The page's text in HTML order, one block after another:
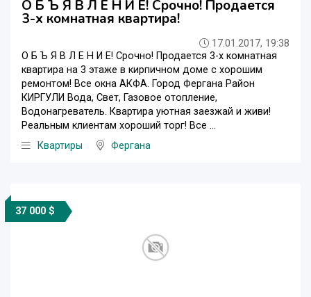
О Б Ъ Я В Л Е Н И Е! Срочно! Продается
3-х комнатная квартира!
17.01.2017, 19:38
О Б Ъ Я В Л Е Н И Е! Срочно! Продается 3-х комнатная
квартира на 3 этаже в кирпичном доме с хорошим
ремонтом! Все окна АКФА. Город Фергана Район
КИРГУЛИ Вода, Свет, Газовое отопление,
Водонагреватель. Квартира уютная заезжай и живи!
Реальным клиентам хороший торг! Все ...
Квартиры
Фергана
37 000 $